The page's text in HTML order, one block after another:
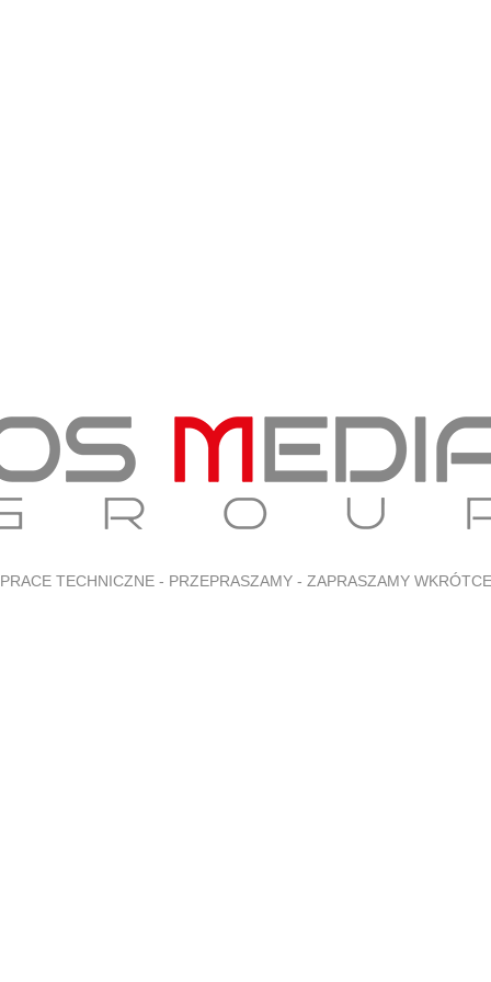
PRACE TECHNICZNE - PRZEPRASZAMY - ZAPRASZAMY WKRÓTCE